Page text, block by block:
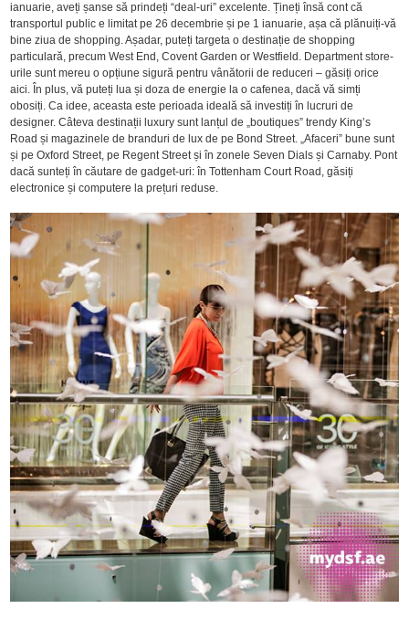
ianuarie, aveți șanse să prindeți “deal-uri” excelente. Țineți însă cont că
transportul public e limitat pe 26 decembrie și pe 1 ianuarie, așa că plănuiți-vă
bine ziua de shopping. Așadar, puteți targeta o destinație de shopping
particulară, precum West End, Covent Garden or Westfield. Department store-
urile sunt mereu o opțiune sigură pentru vânătorii de reduceri – găsiți orice
aici. În plus, vă puteți lua și doza de energie la o cafenea, dacă vă simți
obosiți. Ca idee, aceasta este perioada ideală să investiți în lucruri de
designer. Câteva destinații luxury sunt lanțul de „boutiques” trendy King’s
Road și magazinele de branduri de lux de pe Bond Street. „Afaceri” bune sunt
și pe Oxford Street, pe Regent Street și în zonele Seven Dials și Carnaby. Pont
dacă sunteți în căutare de gadget-uri: în Tottenham Court Road, găsiți
electronice și computere la prețuri reduse.